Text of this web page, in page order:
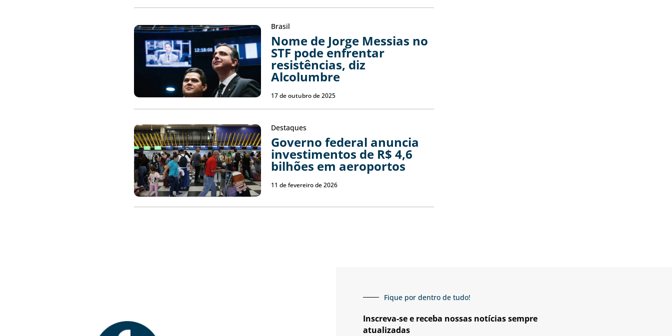
Brasil
Nome de Jorge Messias no
STF pode enfrentar
resistências, diz
Alcolumbre
17 de outubro de 2025
Destaques
Governo federal anuncia
investimentos de R$ 4,6
bilhões em aeroportos
11 de fevereiro de 2026
Fique por dentro de tudo!
Inscreva-se e receba nossas notícias sempre
atualizadas